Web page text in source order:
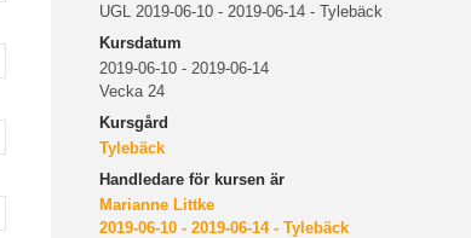
UGL 2019-06-10 - 2019-06-14 - Tylebäck
Kursdatum
2019-06-10 - 2019-06-14
Vecka 24
Kursgård
Tylebäck
Handledare för kursen är
Marianne Littke
2019-06-10 - 2019-06-14 - Tylebäck